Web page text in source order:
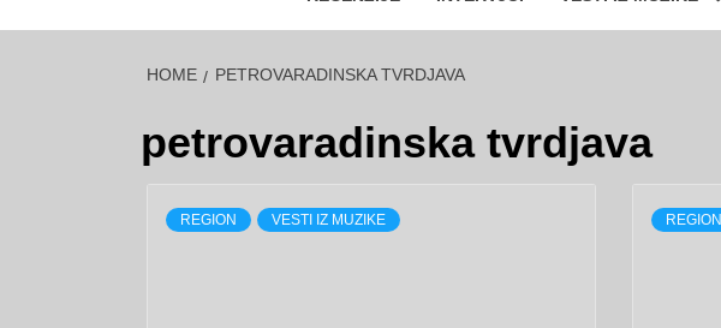
HOME PETROVARADINSKA TVRDJAVA
petrovaradinska tvrdjava
REGION VESTI IZ MUZIKE REGION